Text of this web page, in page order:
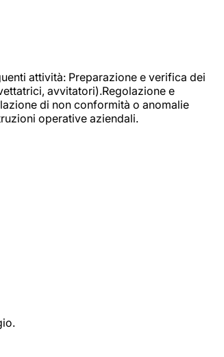
attività: Preparazione e verifica dei
avvitatori).Regolazione e
di non conformità o anomalie
operative aziendali.